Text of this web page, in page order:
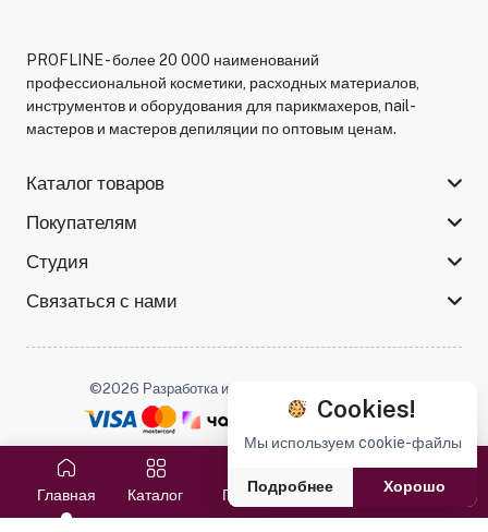
Главная Каталог Поиск Избранное Корзина
PROFLINE - более 20 000 наименований
профессиональной косметики, расходных материалов,
инструментов и оборудования для парикмахеров, nail-
мастеров и мастеров депиляции по оптовым ценам.
Каталог товаров
Покупателям
Студия
Связаться с нами
©2026 Разработка и поддержка -
Cookies!
Мы используем cookie-файлы
Подробнее Хорошо